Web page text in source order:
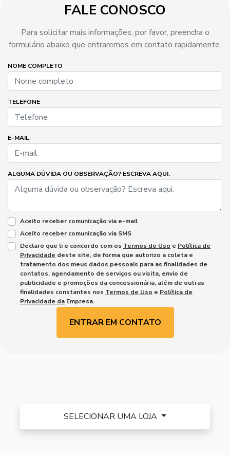
FALE CONOSCO
Para solicitar mais informações, por favor, preencha o
formulário abaixo que entraremos em contato rapidamente.
NOME COMPLETO
TELEFONE
E-MAIL
ALGUMA DÚVIDA OU OBSERVAÇÃO? ESCREVA AQUI.
Aceito receber comunicação via e-mail
Aceito receber comunicação via SMS
Declaro que li e concordo com os Termos de Uso e Política de
Privacidade deste site, de forma que autorizo a coleta e
tratamento dos meus dados pessoais para as finalidades de
contatos, agendamento de serviços ou visita, envio de
publicidade e promoções da concessionária, além de outras
finalidades constantes nos Termos de Uso e Política de
Privacidade da Empresa.
ENTRAR EM CONTATO
SELECIONAR UMA LOJA